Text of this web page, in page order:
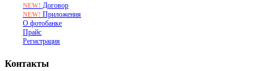
NEW! Договор
NEW! Приложения
О фотобанке
Прайс
Регистрация
Контакты